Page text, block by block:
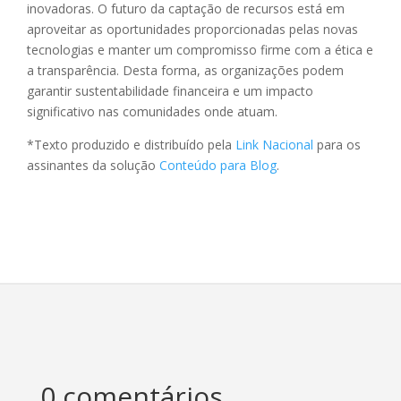
inovadoras. O futuro da captação de recursos está em
aproveitar as oportunidades proporcionadas pelas novas
tecnologias e manter um compromisso firme com a ética e
a transparência. Desta forma, as organizações podem
garantir sustentabilidade financeira e um impacto
significativo nas comunidades onde atuam.
*Texto produzido e distribuído pela Link Nacional para os
assinantes da solução Conteúdo para Blog.